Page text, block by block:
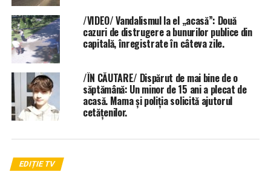
/VIDEO/ Vandalismul la el „acasă”: Două
cazuri de distrugere a bunurilor publice din
capitală, înregistrate în câteva zile.
/ÎN CĂUTARE/ Dispărut de mai bine de o
săptămână: Un minor de 15 ani a plecat de
acasă. Mama și poliția solicită ajutorul
cetățenilor.
EDIȚIE TV